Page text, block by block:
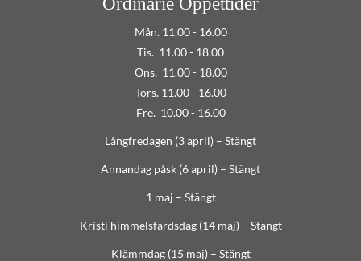
Mån. 11,00 - 16.00
Tis. 11.00 - 18.00
Ons. 11.00 - 18.00
Tors. 11.00 - 16.00
Fre. 10.00 - 16.00
Långfredagen (3 april) – Stängt
Annandag påsk (6 april) – Stängt
1 maj – Stängt
Kristi himmelsfärdsdag (14 maj) – Stängt
Klämmdag (15 maj) – Stängt